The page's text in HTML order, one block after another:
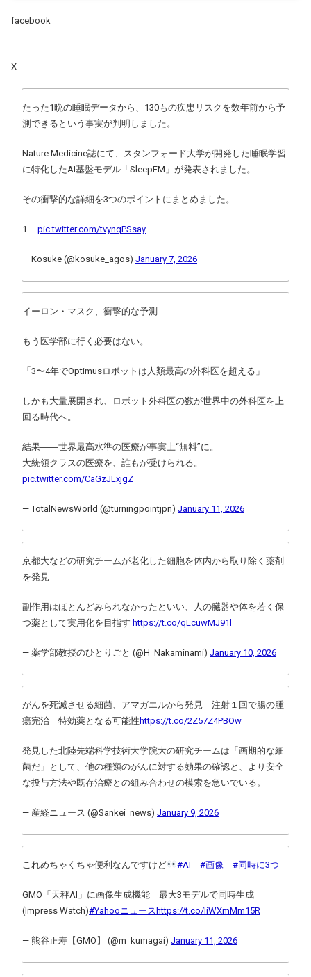
facebook
X
たった1晩の睡眠データから、130もの疾患リスクを数年前から予
測できるという事実が判明しました。
Nature Medicine誌にて、スタンフォード大学が開発した睡眠学習
に特化したAI基盤モデル「SleepFM」が発表されました。
その衝撃的な詳細を3つのポイントにまとめました。
1.… pic.twitter.com/tvynqPSsay
— Kosuke (@kosuke_agos) January 7, 2026
イーロン・マスク、衝撃的な予測
もう医学部に行く必要はない。
「3〜4年でOptimusロボットは人類最高の外科医を超える」
しかも大量展開され、ロボット外科医の数が世界中の外科医を上
回る時代へ。
結果――世界最高水準の医療が事実上“無料”に。
大統領クラスの医療を、誰もが受けられる。
pic.twitter.com/CaGzJLxjgZ
— TotalNewsWorld (@turningpointjpn) January 11, 2026
京都大などの研究チームが老化した細胞を体内から取り除く薬剤
を発見
副作用はほとんどみられなかったといい、人の臓器や体を若く保
つ薬として実用化を目指す https://t.co/qLcuwMJ91l
— 薬学部教授のひとりごと (@H_Nakaminami) January 10, 2026
がんを死滅させる細菌、アマガエルから発見 注射１回で腸の腫
瘍完治 特効薬となる可能性 https://t.co/2Z57Z4PBOw
発見した北陸先端科学技術大学院大の研究チームは「画期的な細
菌だ」として、他の種類のがんに対する効果の確認と、より安全
な投与方法や既存治療との組み合わせの模索を急いでいる。
— 産経ニュース (@Sankei_news) January 9, 2026
これめちゃくちゃ便利なんですけど #AI #画像 #同時に3つ
GMO「天秤AI」に画像生成機能 最大3モデルで同時生成
(Impress Watch)#Yahooニュース https://t.co/liWXmMm15R
— 熊谷正寿【GMO】 (@m_kumagai) January 11, 2026